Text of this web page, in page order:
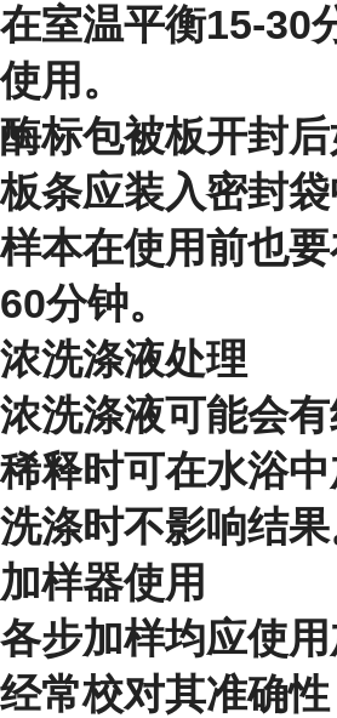
在室温平衡15-30
使用。
酶标包被板开封后
板条应装入密封袋
样本在使用前也
60分钟。
浓洗涤液处理
浓洗涤液可能会有
稀释时可在水浴中
洗涤时不影响结果
加样器使用
各步加样均应使
经常校对其准确